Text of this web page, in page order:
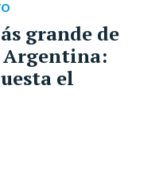
grande de
Argentina:
el